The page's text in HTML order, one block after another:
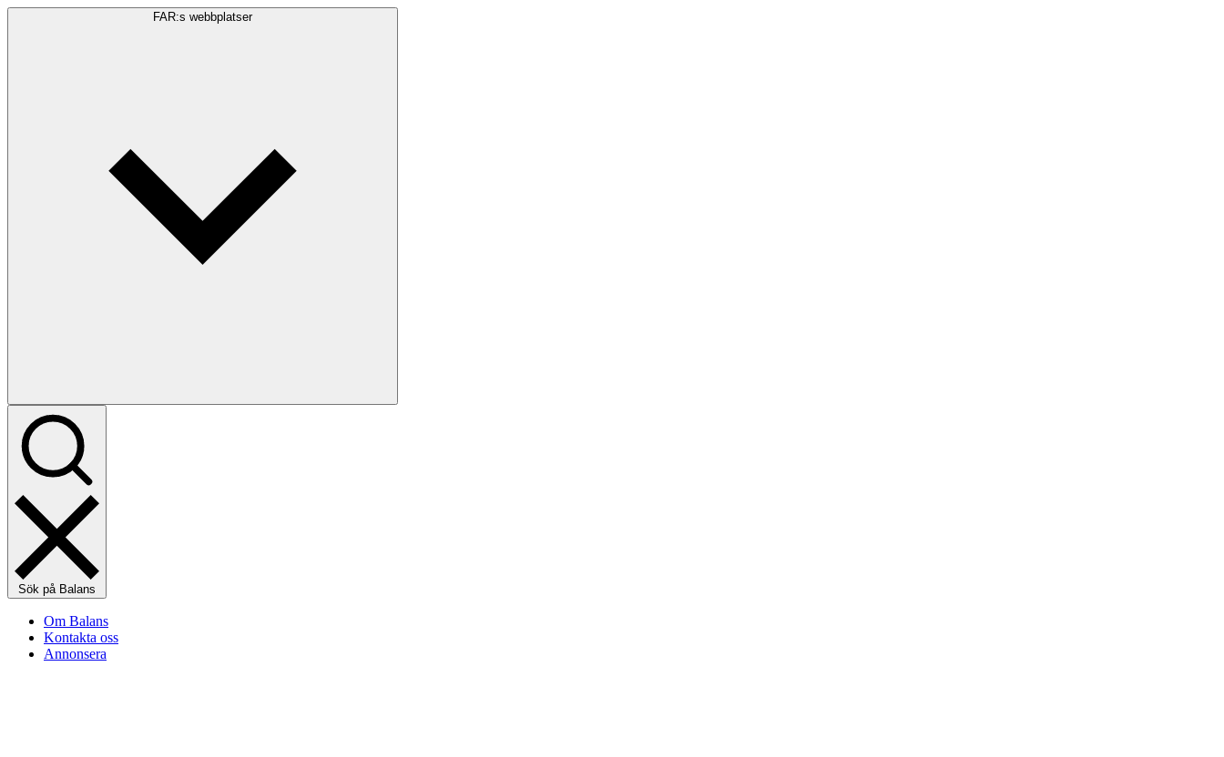
FAR:s webbplatser
Sök på Balans
Om Balans
Kontakta oss
Annonsera